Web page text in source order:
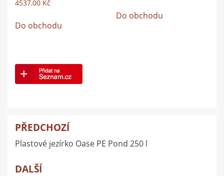
4537,00 Kč
Do obchodu
Do obchodu
Navigace
pro
příspěvek
PŘEDCHOZÍ
Plastové jezírko Oase PE Pond 250 l
DALŠÍ